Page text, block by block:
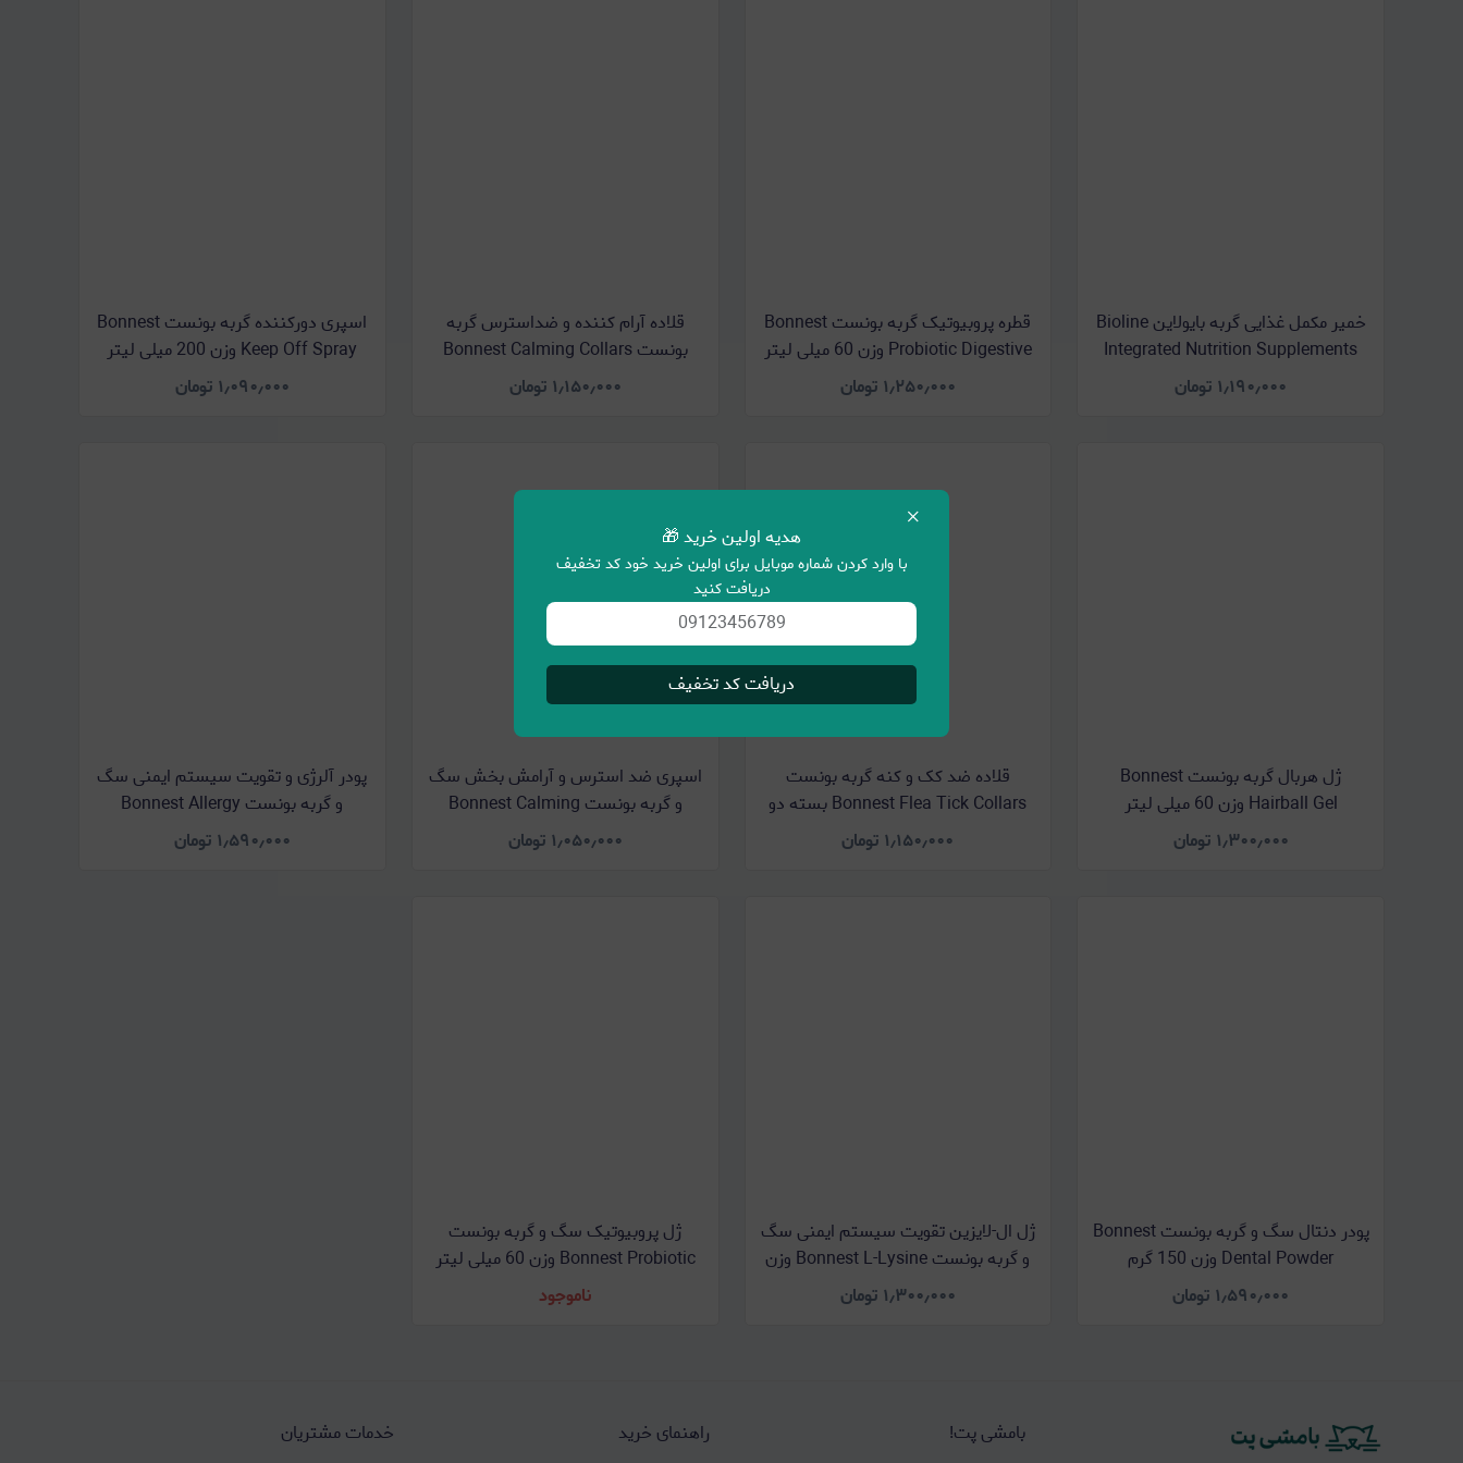
خمیر مکمل غذایی گربه بایولاین Bioline
Integrated Nutrition Supplements
Gel وزن 100 گرم
۱٫۱۹۰٫۰۰۰ تومان
قطره پروبیوتیک گربه بونست Bonnest
Probiotic Digestive وزن 60 میلی لیتر
۱٫۲۵۰٫۰۰۰ تومان
قلاده آرام کننده و ضداسترس گربه
بونست Bonnest Calming Collars
بسته دو عددی
۱٫۱۵۰٫۰۰۰ تومان
اسپری دورکننده گربه بونست Bonnest
Keep Off Spray وزن 200 میلی لیتر
۱٫۰۹۰٫۰۰۰ تومان
ژل هربال گربه بونست Bonnest
Hairball Gel وزن 60 میلی لیتر
۱٫۳۰۰٫۰۰۰ تومان
قلاده ضد کک و کنه گربه بونست
Bonnest Flea Tick Collars بسته دو
عددی
۱٫۱۵۰٫۰۰۰ تومان
اسپری ضد استرس و آرامش بخش سگ
و گربه بونست Bonnest Calming
Spray وزن 200 میلی لیتر۱٫۰۵۰٫۰۰۰ تومان
پودر آلرژی و تقویت سیستم ایمنی سگ
و گربه بونست Bonnest Allergy
Immune Powder وزن 150 گرم
۱٫۵۹۰٫۰۰۰ تومان
پودر دنتال سگ و گربه بونست Bonnest
Dental Powder وزن 150 گرم
۱٫۵۹۰٫۰۰۰ تومان
ژل ال-لایزین تقویت سیستم ایمنی سگ
و گربه بونست Bonnest L-Lysine وزن
60 میلی لیتر
۱٫۳۰۰٫۰۰۰ تومان
ژل پروبیوتیک سگ و گربه بونست
Bonnest Probiotic وزن 60 میلی لیتر
ناموجود
بامشی پت!
راهنمای خرید
خدمات مشتریان
× هدیه اولین خرید 🎁
با وارد کردن شماره موبایل برای اولین خرید خود کد تخفیف
دریافت کنید
دریافت کد تخفیف